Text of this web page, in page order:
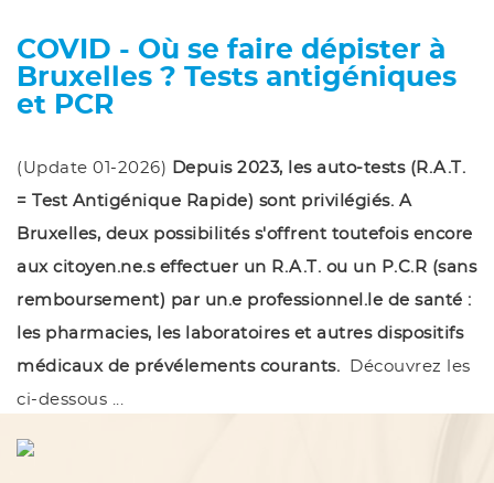
COVID - Où se faire dépister à
Bruxelles ? Tests antigéniques
et PCR
(Update 01-2026) Depuis 2023, les auto-tests (R.A.T.
= Test Antigénique Rapide) sont privilégiés. A
Bruxelles, deux possibilités s'offrent toutefois encore
aux citoyen.ne.s effectuer un R.A.T. ou un P.C.R (sans
remboursement) par un.e professionnel.le de santé :
les pharmacies, les laboratoires et autres dispositifs
médicaux de prévélements courants.
Découvrez les
ci-dessous ...